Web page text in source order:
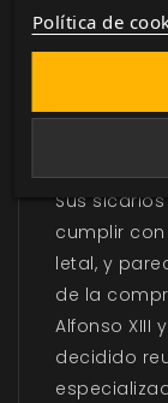
un
Ni las
ingenios
Sus
cumplir
letal, y
de la
Alfonso XIII
decidido
Política de